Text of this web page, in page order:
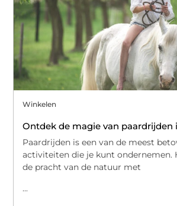
Winkelen
Ontdek de magie van paardrijden
Paardrijden is een van de meest
activiteiten die je kunt ondernemen.
de pracht van de natuur met
...